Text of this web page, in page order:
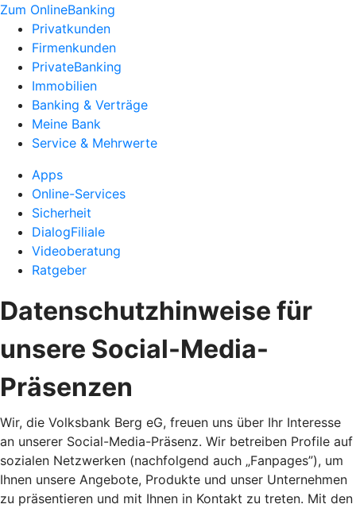
Zum OnlineBanking
Privatkunden
Firmenkunden
PrivateBanking
Immobilien
Banking & Verträge
Meine Bank
Service & Mehrwerte
Apps
Online-Services
Sicherheit
DialogFiliale
Videoberatung
Ratgeber
Datenschutzhinweise für
unsere Social-Media-
Präsenzen
Wir, die Volksbank Berg eG, freuen uns über Ihr Interesse
an unserer Social-Media-Präsenz. Wir betreiben Profile auf
sozialen Netzwerken (nachfolgend auch „Fanpages”), um
Ihnen unsere Angebote, Produkte und unser Unternehmen
zu präsentieren und mit Ihnen in Kontakt zu treten. Mit den